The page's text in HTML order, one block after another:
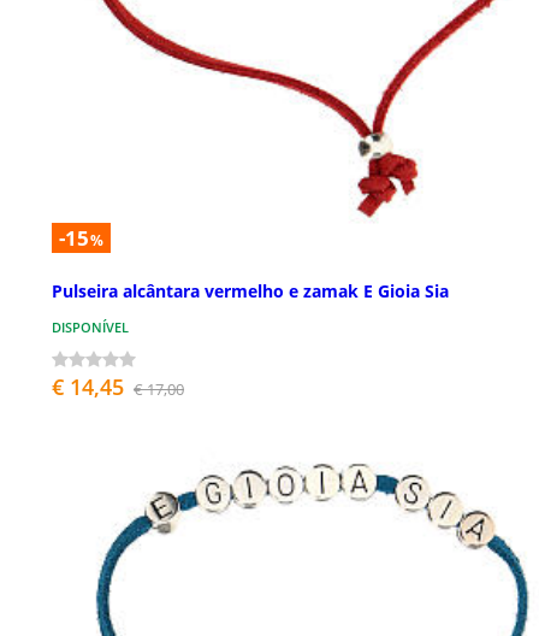
-15%
Pulseira alcântara vermelho e zamak E Gioia Sia
DISPONÍVEL
€ 14,45 € 17,00